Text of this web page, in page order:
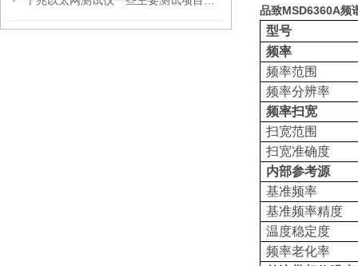
品致MSD6360A频
型号
频率
频率范围
频率分辨率
频率扫宽
扫宽范围
扫宽准确度
内部参考源
基准频率
基准频率精度
温度稳定度
频率老化率